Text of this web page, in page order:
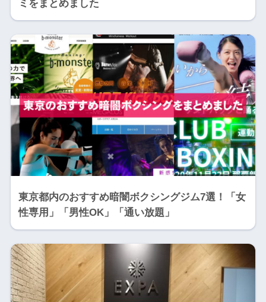
ミをまとめました
東京都内のおすすめ暗闇ボクシングジム7選！「女
性専用」「男性OK」「通い放題」